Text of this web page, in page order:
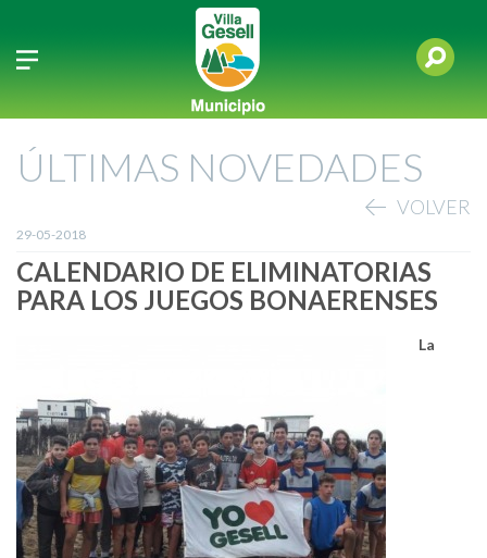
ÚLTIMAS NOVEDADES
VOLVER
29-05-2018
CALENDARIO DE ELIMINATORIAS
PARA LOS JUEGOS BONAERENSES
La